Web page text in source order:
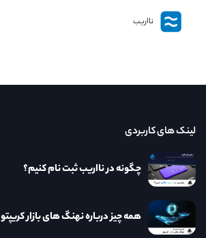
نااریب
لینک های کاربردی
چگونه در نااریب ثبت نام کنیم؟
همه چیز درباره نهنگ های بازار کریپتو